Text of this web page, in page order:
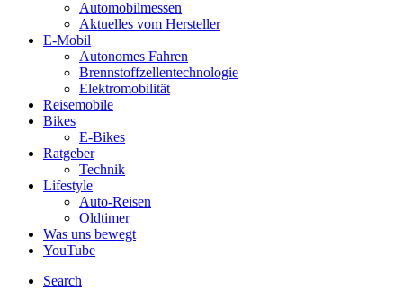
Automobilmessen
Aktuelles vom Hersteller
E-Mobil
Autonomes Fahren
Brennstoffzellentechnologie
Elektromobilität
Reisemobile
Bikes
E-Bikes
Ratgeber
Technik
Lifestyle
Auto-Reisen
Oldtimer
Was uns bewegt
YouTube
Search